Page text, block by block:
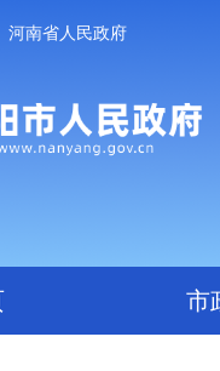
河南省人民政府
市